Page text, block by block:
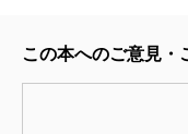
2025/
この本へのご意見・